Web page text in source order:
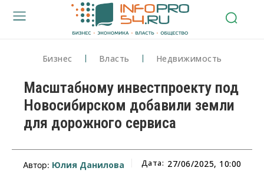
Бизнес Власть Недвижимость
Масштабному инвестпроекту под
Новосибирском добавили земли
для дорожного сервиса
Автор: Юлия Данилова Дата: 27/06/2025, 10:00